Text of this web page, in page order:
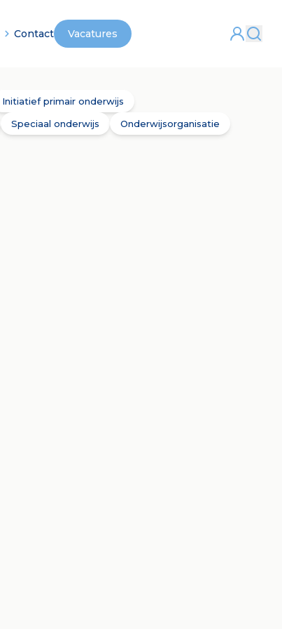
Contact Vacatures
Initiatief primair onderwijs
Speciaal onderwijs
Onderwijsorganisatie